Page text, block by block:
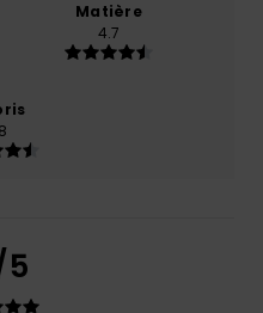
Matière
4.7